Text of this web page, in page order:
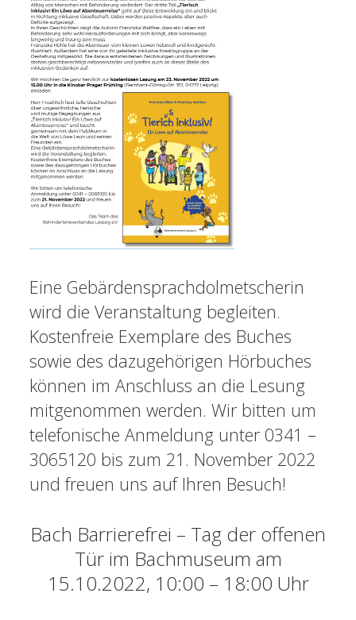
Eine Gebärdensprachdolmetscherin
wird die Veranstaltung begleiten.
Kostenfreie Exemplare des Buches
sowie des dazugehörigen Hörbuches
können im Anschluss an die Lesung
mitgenommen werden. Wir bitten um
telefonische Anmeldung unter 0341 –
3065120 bis zum 21. November 2022
und freuen uns auf Ihren Besuch!
Bach Barrierefrei – Tag der offenen
Tür im Bachmuseum am
15.10.2022, 10:00 – 18:00 Uhr